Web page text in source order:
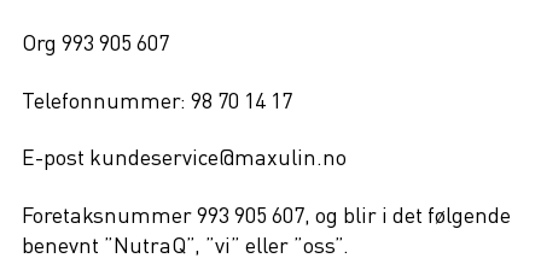
Org 993 905 607
Telefonnummer: 98 70 14 17
E-post kundeservice@maxulin.no
Foretaksnummer 993 905 607, og blir i det følgende
benevnt ”NutraQ”, ”vi” eller ”oss”.